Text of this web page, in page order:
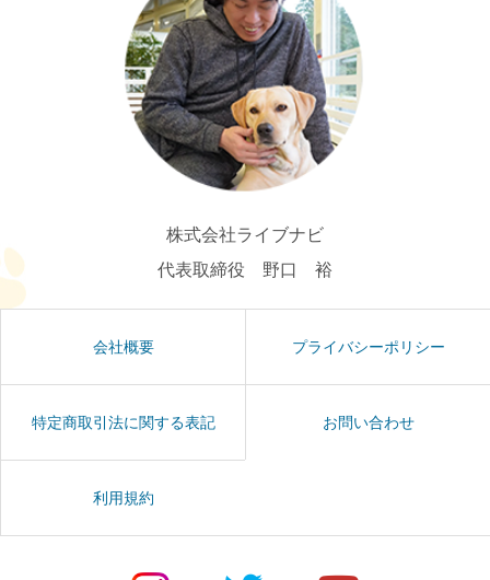
株式会社ライブナビ
代表取締役 野口 裕
会社概要 プライバシーポリシー
特定商取引法に関する表記 お問い合わせ
利用規約